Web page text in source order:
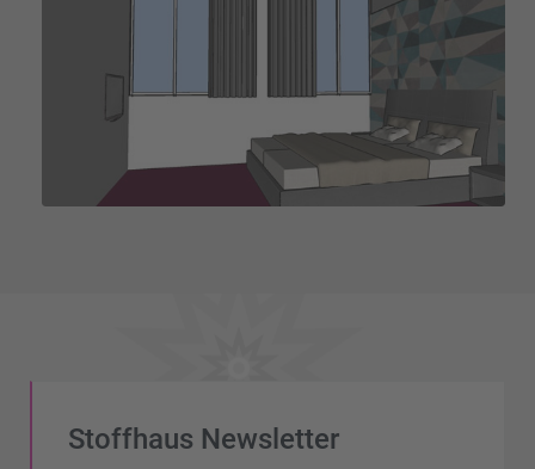
Stoffhaus Newsletter